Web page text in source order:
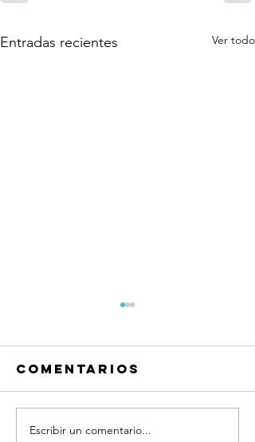
Entradas recientes Ver todo
Amor
Comentarios
Escribir un comentario...